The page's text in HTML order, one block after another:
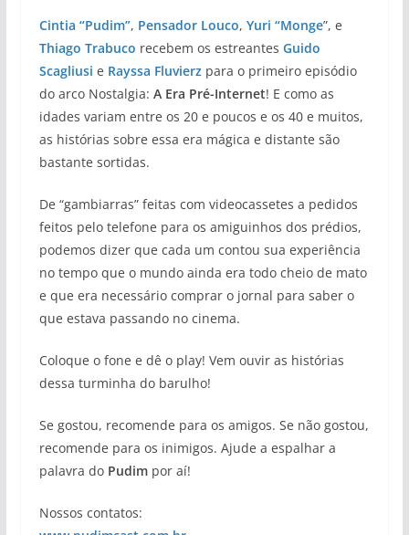
Cintia “Pudim”, Pensador Louco, Yuri “Monge”, e
Thiago Trabuco recebem os estreantes Guido
Scagliusi e Rayssa Fluvierzpara o primeiro episódio
do arco Nostalgia: A Era Pré-Internet! E como as
idades variam entre os 20 e poucos e os 40 e muitos,
as histórias sobre essa era mágica e distante são
bastante sortidas.
De “gambiarras” feitas com videocassetes a pedidos
feitos pelo telefone para os amiguinhos dos prédios,
podemos dizer que cada um contou sua experiência
no tempo que o mundo ainda era todo cheio de mato
e que era necessário comprar o jornal para saber o
que estava passando no cinema.
Coloque o fone e dê o play! Vem ouvir as histórias
dessa turminha do barulho!
Se gostou, recomende para os amigos. Se não gostou,
recomende para os inimigos. Ajude a espalhar a
palavra do Pudimpor aí!
Nossos contatos: